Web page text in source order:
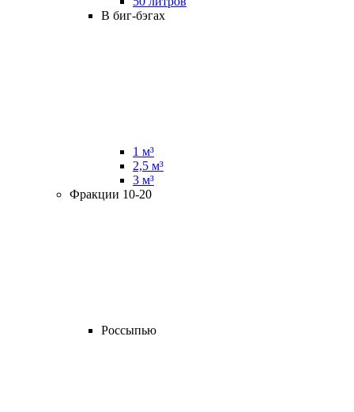
В биг-бэгах
1 м³
2,5 м³
3 м³
Фракции 10-20
Россыпью